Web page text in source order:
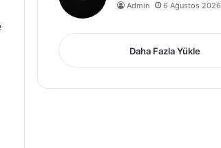
Admin 6 Ağustos 2026
Daha Fazla Yükle